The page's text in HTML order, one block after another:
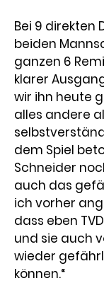
Bei 9 direkten
beiden
ganzen 6
klarer
wir ihn heute
alles andere
dem Spiel
Schneider
auch das
ich vorher
dass eben
und sie auch
wieder
können.“